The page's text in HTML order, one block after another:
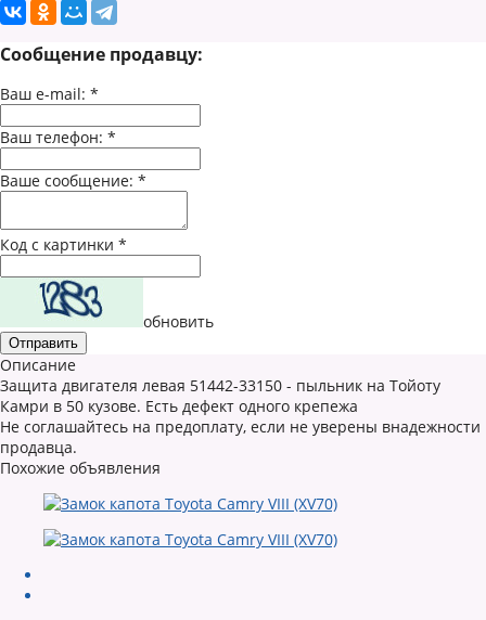
Сообщение продавцу:
Ваш e-mail: *
Ваш телефон: *
Ваше сообщение: *
Код с картинки *
обновить
Описание
Защита двигателя левая 51442-33150 - пыльник на Тойоту
Камри в 50 кузове. Есть дефект одного крепежа
Не соглашайтесь на предоплату, если не уверены внадежности
продавца.
Похожие объявления